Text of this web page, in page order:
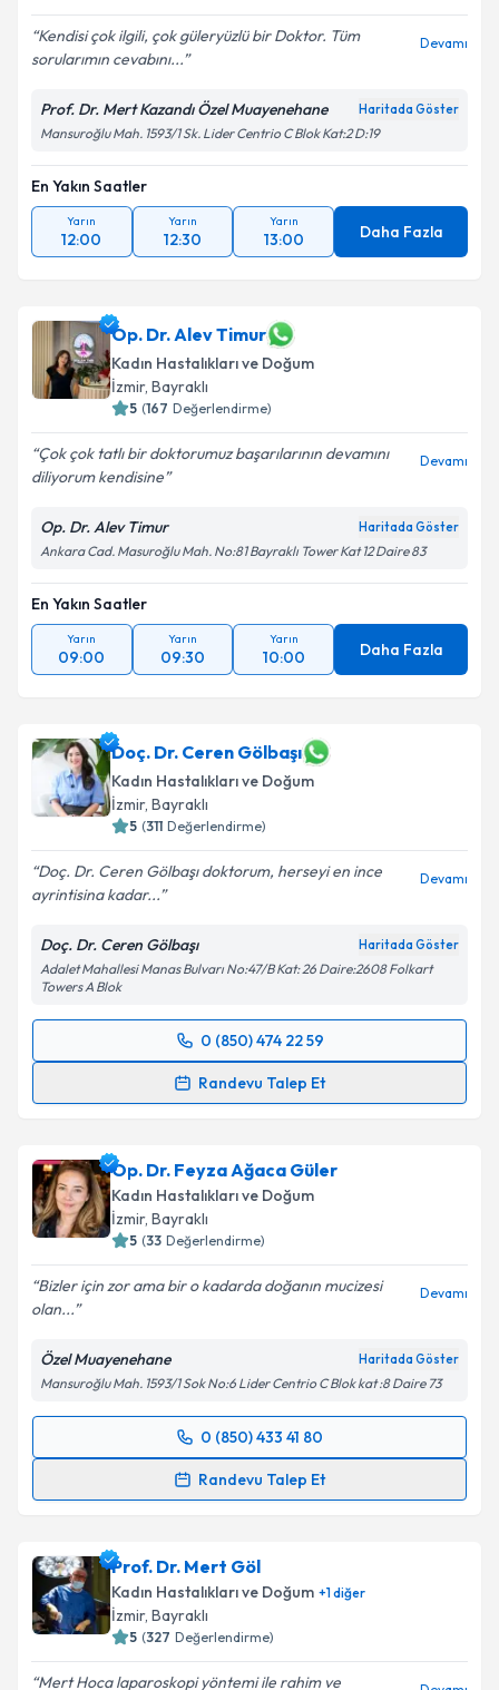
Kendisi çok ilgili, çok güleryüzlü bir Doktor. Tüm
sorularımın cevabını...
Devamı
Prof. Dr. Mert Kazandı Özel Muayenehane Haritada Göster
Mansuroğlu Mah. 1593/1 Sk. Lider Centrio C Blok Kat:2 D:19
En Yakın Saatler
Yarın
12:00
Yarın
12:30
Yarın
13:00 Daha Fazla
Op. Dr. Alev Timur
Kadın Hastalıkları ve Doğum
İzmir, Bayraklı
5 (167 Değerlendirme)
Çok çok tatlı bir doktorumuz başarılarının devamını
diliyorum kendisine
Devamı
Op. Dr. Alev Timur Haritada Göster
Ankara Cad. Masuroğlu Mah. No:81 Bayraklı Tower Kat 12 Daire 83
En Yakın Saatler
Yarın
09:00
Yarın
09:30
Yarın
10:00 Daha Fazla
Doç. Dr. Ceren Gölbaşı
Kadın Hastalıkları ve Doğum
İzmir, Bayraklı
5 (311 Değerlendirme)
Doç. Dr. Ceren Gölbaşı doktorum, herseyi en ince
ayrintisina kadar...
Devamı
Doç. Dr. Ceren Gölbaşı Haritada Göster
Adalet Mahallesi Manas Bulvarı No:47/B Kat: 26 Daire:2608 Folkart
Towers A Blok
0 (850) 474 22 59
Randevu Talep Et
Randevu Takvimi Talebi
takvim hazırlandığında e-posta ile bilgilendireceğiz.
E-posta Adresiniz
kapsamda işlenmesini kabul ediyorum.
Takvim Talebini Gönder
Op. Dr. Feyza Ağaca Güler
Kadın Hastalıkları ve Doğum
İzmir, Bayraklı
5 (33 Değerlendirme)
Bizler için zor ama bir o kadarda doğanın mucizesi
olan...
Devamı
Özel Muayenehane Haritada Göster
Mansuroğlu Mah. 1593/1 Sok No:6 Lider Centrio C Blok kat :8 Daire 73
0 (850) 433 41 80
Randevu Talep Et
Randevu Takvimi Talebi
için bir takvim hazırlandığında e-posta ile
bilgilendireceğiz.
E-posta Adresiniz
Prof. Dr. Mert Göl
Kadın Hastalıkları ve Doğum +1diğer
İzmir, Bayraklı
5 (327 Değerlendirme)
Mert Hoca laparoskopi yöntemi ile rahim ve